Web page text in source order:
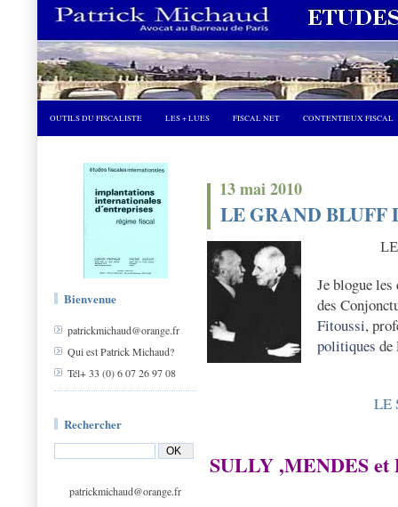
OUTILS DU FISCALISTE LES + LUES FISCAL NET CONTENTIEUX FISCAL
Bienvenue
patrickmichaud@orange.fr
Qui est Patrick Michaud?
Tél+ 33 (0) 6 07 26 97 08
Rechercher
patrickmichaud@orange.fr
13 mai 2010
LE GRAND BLUFF
Je blogue
des
Fitoussi,
politiques de
LE
SULLY ,MENDES